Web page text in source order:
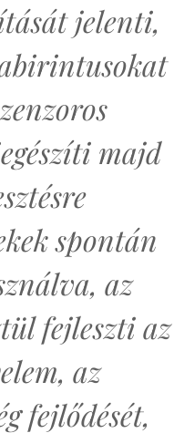
jelenti,
majd
spontán
az
fejleszti az
az
fejlődését,